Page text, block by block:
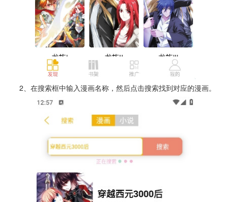
2、在搜索框中输入漫画名称，然后点击搜索找到对应的漫画。